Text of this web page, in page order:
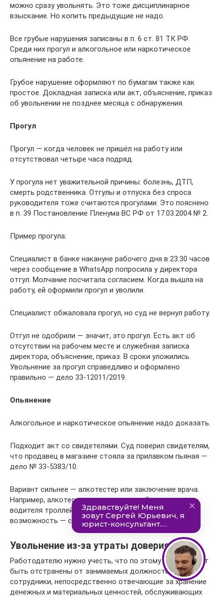
можно сразу увольнять. Это тоже дисциплинарное
взыскание. Но копить предыдущие не надо.
Все грубые нарушения записаны в п. 6 ст. 81 ТК РФ.
Среди них прогул и алкогольное или наркотическое
опьянение на работе.
Грубое нарушение оформляют по бумагам также как
простое. Докладная записка или акт, объяснение, приказ
об увольнении не позднее месяца с обнаружения.
Прогул
Прогул — когда человек не пришёл на работу или
отсутствовал четыре часа подряд.
У прогула нет уважительной причины: болезнь, ДТП,
смерть родственника. Отгулы и отпуска без спроса
руководителя тоже считаются прогулами. Это пояснено
в п. 39 Постановление Пленума ВС РФ от 17.03.2004 № 2.
Пример прогула:
Специалист в банке накануне рабочего дня в 23:30 часов
через сообщение в WhatsApp попросила у директора
отгул. Молчание посчитала согласием. Когда вышла на
работу, ей оформили прогул и уволили.
Специалист обжаловала прогул, но суд не вернул работу.
Отгул не одобрили — значит, это прогул. Есть акт об
отсутствии на рабочем месте и служебная записка
директора, объяснение, приказ. В сроки уложились.
Увольнение за прогул справедливо и оформлено
правильно — дело 33-12011/2019.
Опьянение
Алкогольное и наркотическое опьянение надо доказать.
Подходит акт со свидетелями. Суд поверил свидетелям,
что продавец в магазине стояла за прилавком пьяная —
дело № 33-5383/10.
Вариант сильнее — алкотестер или заключение врача.
Например, алкотестер помог в споре об увольнении
водителя троллейбуса — дело № 2-3639/2018. Есть
возможность — сделайте тест или позовите врача.
Увольнение из-за утраты доверия
Работодателю нужно учесть, что по этому пункту могут
быть отстранены от занимаемых должностей
сотрудники, непосредственно отвечающие за хранение
денежных и материальных ценностей, обслуживающих